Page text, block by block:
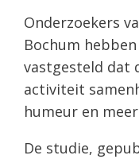
Onderzoekers
Bochum
vastgesteld dat
activiteit
humeur en
De studie,